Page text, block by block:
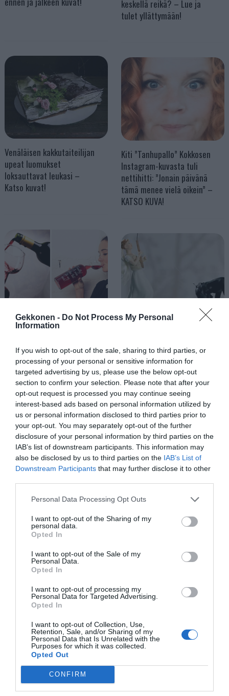
Gekkonen - Do Not Process My Personal
Information
If you wish to opt-out of the sale, sharing to third parties, or
processing of your personal or sensitive information for
targeted advertising by us, please use the below opt-out
section to confirm your selection. Please note that after your
opt-out request is processed you may continue seeing
interest-based ads based on personal information utilized by
us or personal information disclosed to third parties prior to
your opt-out. You may separately opt-out of the further
disclosure of your personal information by third parties on the
IAB’s list of downstream participants. This information may
also be disclosed by us to third parties on the IAB’s List of
Downstream Participants that may further disclose it to other
Personal Data Processing Opt Outs
I want to opt-out of the Sharing of my
personal data.
Opted In
I want to opt-out of the Sale of my
Personal Data.
Opted In
I want to opt-out of processing my
Personal Data for Targeted Advertising.
Opted In
I want to opt-out of Collection, Use,
Retention, Sale, and/or Sharing of my
Personal Data that Is Unrelated with the
Purposes for which it was collected.
Opted Out
CONFIRM
keskellä reikä? – Lue ja
tulet yllättymään!
Venäläisen kakkutaiteilijan
upeat luomukset
loksauttavat leukasi –
Katso kuvat!
Kiti ”Tanhupallo” Kokkosen
Instagram-kuvasta tuli
nettihitti: ”Jonain päivänä
tämä menee vielä oikein” –
KATSO KUVA!
Tässä on VIINILASIPULLO! –
viininystävä tarvitsee!
päällysteistä – Numero 13
on loistava!
Joko sinä olet avannut
hauskat kuvat erilaisista
grilleistä
Pikkutuhmasta Fingerpori-
vitsistä tuli oikea tuote! –
Juhannussimaa saa nyt
Nyt voit keittää kahvit ihan
missä tahansa – Tämä
pientä maistiaista – Katso